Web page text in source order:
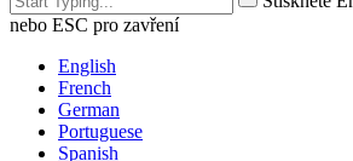
nebo ESC pro zavření
English
French
German
Portuguese
Spanish